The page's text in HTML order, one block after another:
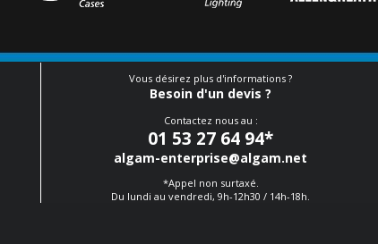
Vous désirez plus d'informations ?
Besoin d'un devis ?
Contactez nous au :
01 53 27 64 94*
algam-enterprise@algam.net
*Appel non surtaxé.
Du lundi au vendredi, 9h-12h30 / 14h-18h.